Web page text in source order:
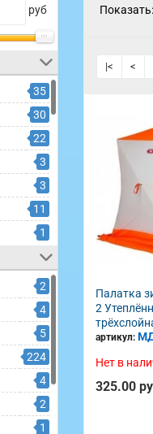
руб
35
30
22
3
3
11
1
5
8
1
3
2
51
3
16
2
4
5
224
4
2
1
Показать:
|< <
Палатка
2
артикул:
Нет в
325.00